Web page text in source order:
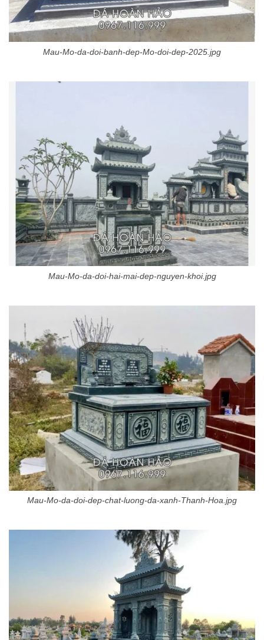
Mau-Mo-da-doi-banh-dep-Mo-doi-dep-2025.jpg
Mau-Mo-da-doi-hai-mai-dep-nguyen-khoi.jpg
Mau-Mo-da-doi-dep-chat-luong-da-xanh-Thanh-Hoa.jpg